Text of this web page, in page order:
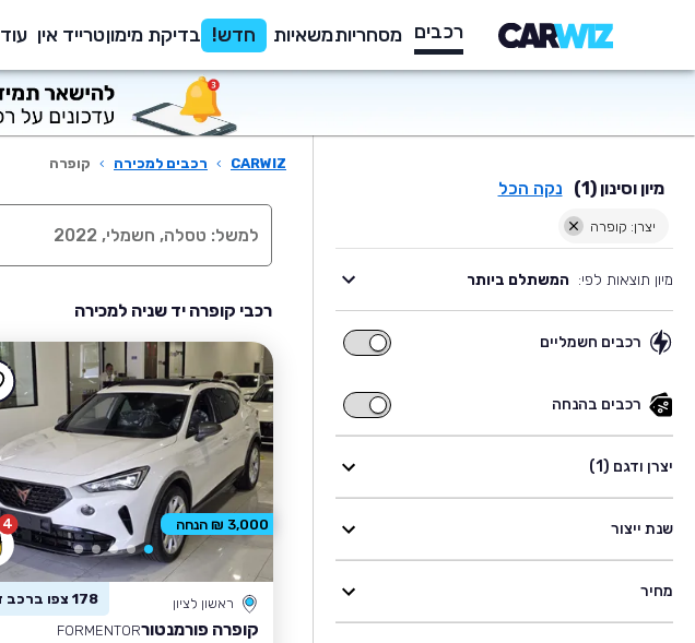
רכבים מסחריותמשאיות חדש! בדיקת מימוןטרייד אין עוד
מיון וסינון (1) נקה הכל
יצרן: קופרה
מיון תוצאות לפי: המשתלם ביותר
רכבים חשמליים
רכבים
רכבים בהנחה
רכבים
בהנחה
יצרן ודגם (1)
שנת ייצור
מחיר
CARWIZ
› רכבים למכירה › קופרה
רכבי קופרה יד שניה למכירה
4
ראשון לציון 178 צפו ברכב זה
קופרה פורמנטורFORMENTOR
3,000 ₪ הנחה